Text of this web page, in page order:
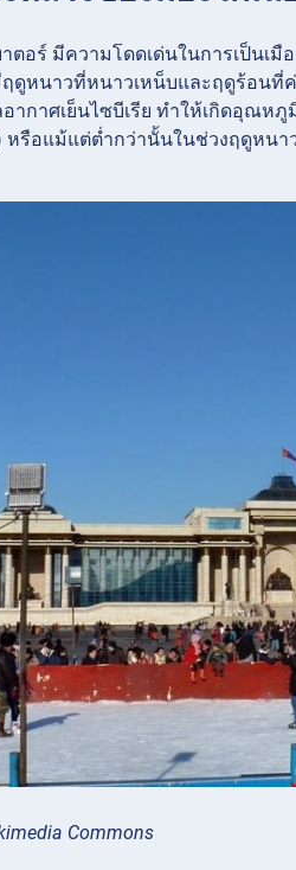
ตอร์ มีความโดดเด่นในการเป็นเ
หนาวที่หนาวเหน็บและฤดูร้อนที่
ากาศเย็นไซบีเรีย ทำให้เกิดอุณ
หรือแม้แต่ต่ำกว่านั้นในช่วงฤดูห
Commons